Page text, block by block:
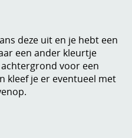
deze uit en je hebt een
een ander kleurtje
voor een
kleef je er eventueel met